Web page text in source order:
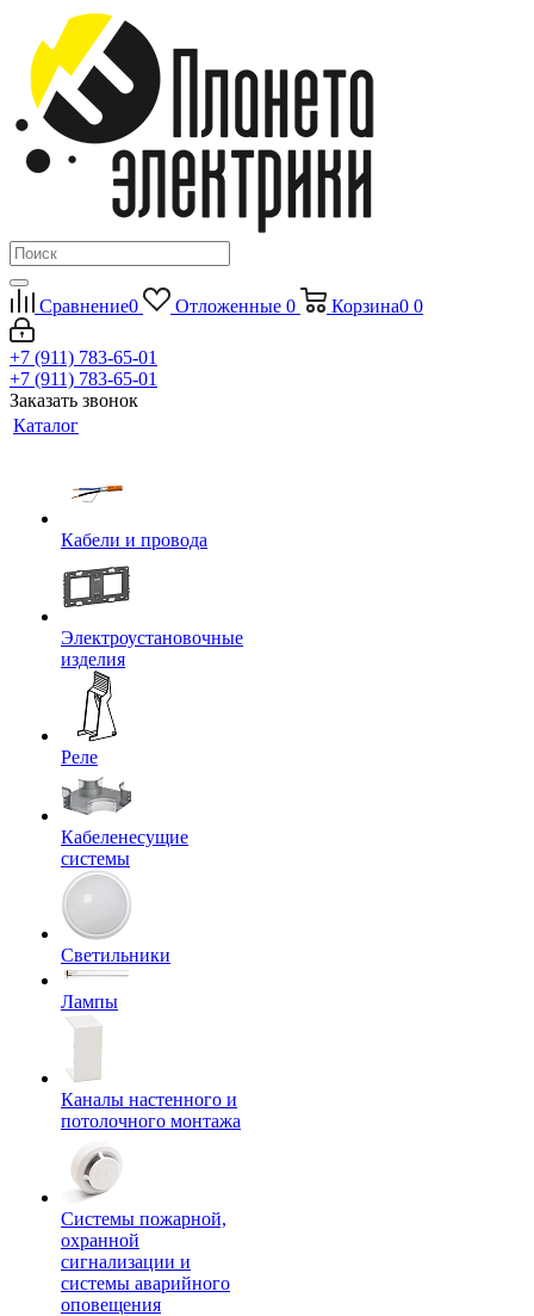
Сравнение0 Отложенные 0 Корзина0 0
+7 (911) 783-65-01
+7 (911) 783-65-01
Заказать звонок
Каталог
Кабели и провода
Электроустановочные
изделия
Реле
Кабеленесущие
системы
Светильники
Лампы
Каналы настенного и
потолочного монтажа
Системы пожарной,
охранной
сигнализации и
системы аварийного
оповещения